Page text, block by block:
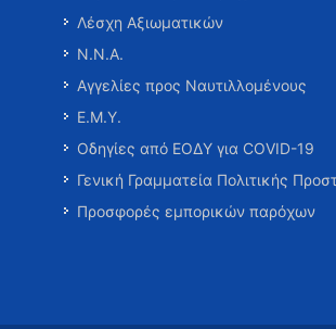
Λέσχη Αξιωματικών
Ν.Ν.Α.
Αγγελίες προς Ναυτιλλομένους
Ε.Μ.Υ.
Οδηγίες από ΕΟΔΥ για COVID-19
Γενική Γραμματεία Πολιτικής
Προσφορές εμπορικών παρόχων